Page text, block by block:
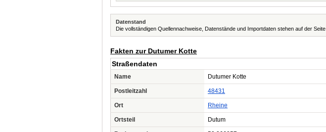
Datenstand
Die vollständigen Quellennachweise, Datenstände und Importdaten stehen auf der Seite
Fakten zur Dutumer Kotte
Straßendaten
Name Dutumer Kotte
Postleitzahl 48431
Ort Rheine
Ortsteil Dutum